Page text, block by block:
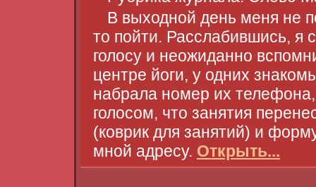
В выходной день меня не
то пойти. Расслабившись, я
голосу и неожиданно
центре йоги, у одних
набрала номер их
голосом, что занятия
(коврик для занятий) и
мной адресу. Открыть...